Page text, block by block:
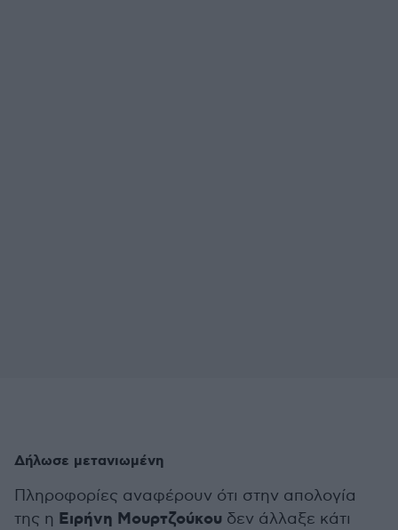
Δήλωσε μετανιωμένη
Πληροφορίες αναφέρουν ότι στην απολογία
της η Ειρήνη Μουρτζούκου δεν άλλαξε κάτι